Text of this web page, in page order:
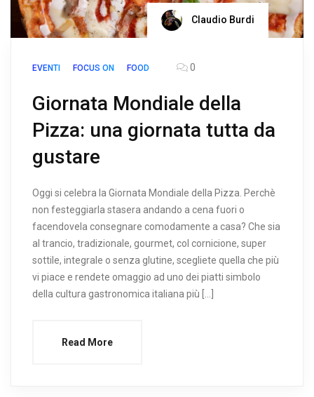
Claudio Burdi
EVENTI FOCUS ON FOOD 0
Giornata Mondiale della
Pizza: una giornata tutta da
gustare
Oggi si celebra la Giornata Mondiale della Pizza. Perchè
non festeggiarla stasera andando a cena fuori o
facendovela consegnare comodamente a casa? Che sia
al trancio, tradizionale, gourmet, col cornicione, super
sottile, integrale o senza glutine, scegliete quella che più
vi piace e rendete omaggio ad uno dei piatti simbolo
della cultura gastronomica italiana più […]
Read More